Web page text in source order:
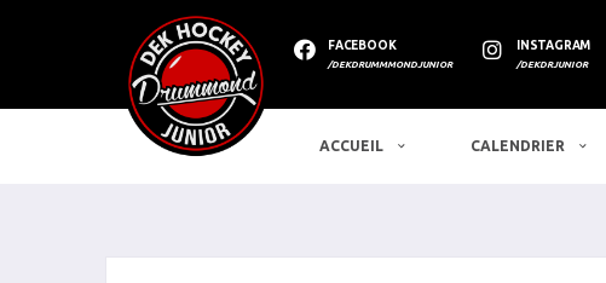
FACEBOOK
/DEKDRUMMMONDJUNIOR
INSTAGRAM
/DEKDRJUNIOR
ACCUEIL CALENDRIER